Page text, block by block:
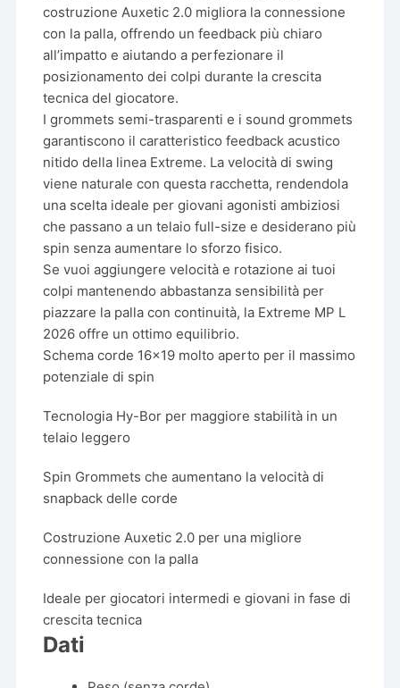
costruzione Auxetic 2.0 migliora la connessione
con la palla, offrendo un feedback più chiaro
all’impatto e aiutando a perfezionare il
posizionamento dei colpi durante la crescita
tecnica del giocatore.
I grommets semi-trasparenti e i sound grommets
garantiscono il caratteristico feedback acustico
nitido della linea Extreme. La velocità di swing
viene naturale con questa racchetta, rendendola
una scelta ideale per giovani agonisti ambiziosi
che passano a un telaio full-size e desiderano più
spin senza aumentare lo sforzo fisico.
Se vuoi aggiungere velocità e rotazione ai tuoi
colpi mantenendo abbastanza sensibilità per
piazzare la palla con continuità, la Extreme MP L
2026 offre un ottimo equilibrio.
Schema corde 16×19 molto aperto per il massimo
potenziale di spin
Tecnologia Hy-Bor per maggiore stabilità in un
telaio leggero
Spin Grommets che aumentano la velocità di
snapback delle corde
Costruzione Auxetic 2.0 per una migliore
connessione con la palla
Ideale per giocatori intermedi e giovani in fase di
crescita tecnica
Dati